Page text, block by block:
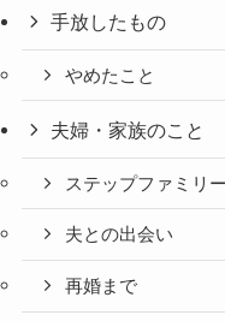
手放したもの
やめたこと
夫婦・家族のこと
ステップファミリー
夫との出会い
再婚まで